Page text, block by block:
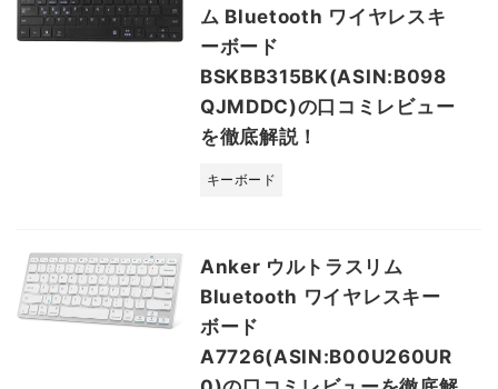
ム Bluetooth ワイヤレスキ
ーボード
BSKBB315BK(ASIN:B098
QJMDDC)の口コミレビュー
を徹底解説！
キーボード
Anker ウルトラスリム
Bluetooth ワイヤレスキー
ボード
A7726(ASIN:B00U260UR